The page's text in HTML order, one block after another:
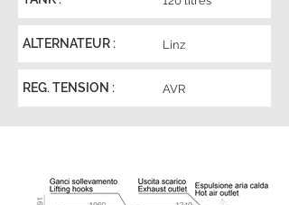
ALTERNATEUR : Linz
REG. TENSION : AVR